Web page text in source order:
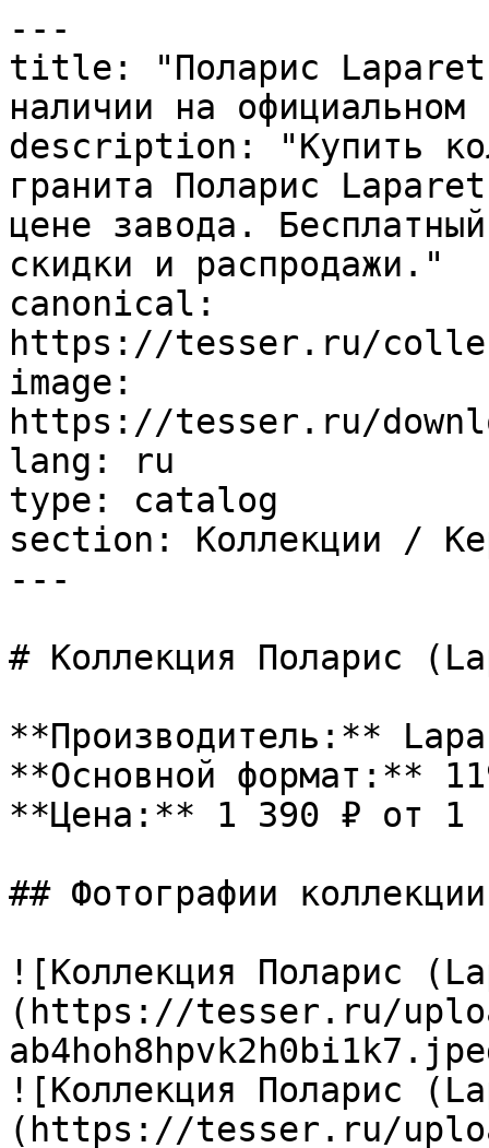
---
title: "Поларис Laparet
наличии на
description: "Купить
гранита Поларис
цене завода.
скидки и распродажи."
canonical:
https://tesser.ru/
image:
https://tesser.ru/
lang: ru
type: catalog
section: Коллекции /
---
# Коллекция Поларис
**Производитель:**
**Основной формат:**
**Цена:** 1 390 ₽ от 1
## Фотографии коллекции
![Коллекция Поларис
(https://tesser.ru/
![Коллекция Поларис
(https://tesser.ru/